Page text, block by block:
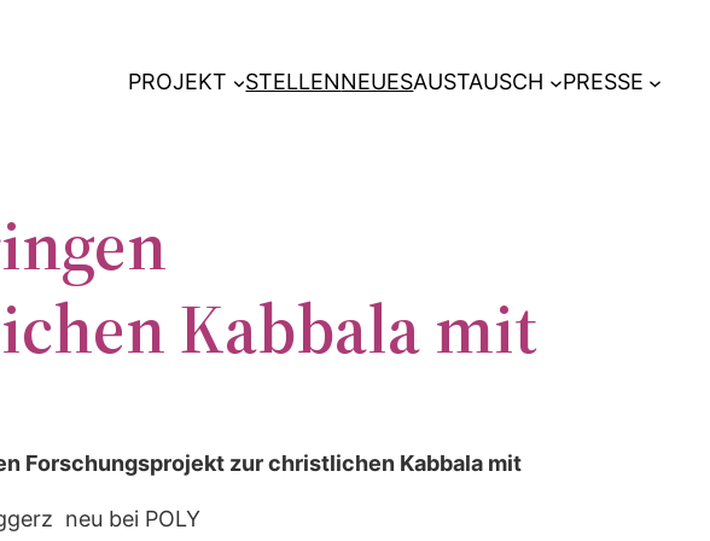
PROJEKT STELLENNEUESAUSTAUSCH PRESSE
Kabbala mit
Forschungsprojekt zur christlichen Kabbala mit
neu bei POLY